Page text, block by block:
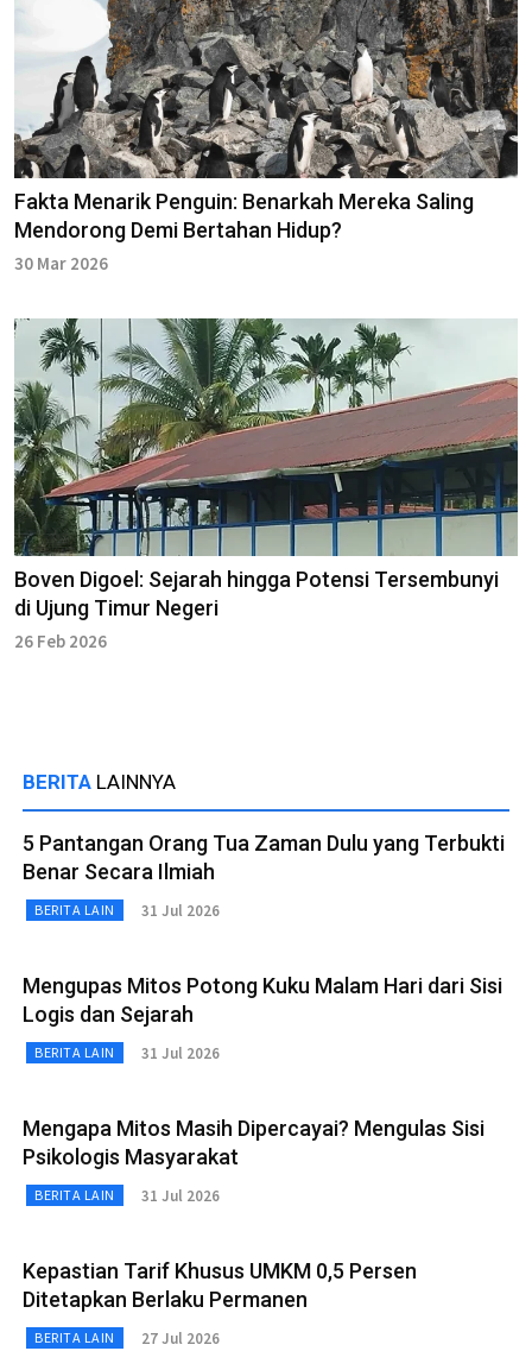
Fakta Menarik Penguin: Benarkah Mereka Saling
Mendorong Demi Bertahan Hidup?
30 Mar 2026
Boven Digoel: Sejarah hingga Potensi Tersembunyi
di Ujung Timur Negeri
26 Feb 2026
BERITA LAINNYA
5 Pantangan Orang Tua Zaman Dulu yang Terbukti
Benar Secara Ilmiah
BERITA LAIN 31 Jul 2026
Mengupas Mitos Potong Kuku Malam Hari dari Sisi
Logis dan Sejarah
BERITA LAIN 31 Jul 2026
Mengapa Mitos Masih Dipercayai? Mengulas Sisi
Psikologis Masyarakat
BERITA LAIN 31 Jul 2026
Kepastian Tarif Khusus UMKM 0,5 Persen
Ditetapkan Berlaku Permanen
BERITA LAIN 27 Jul 2026